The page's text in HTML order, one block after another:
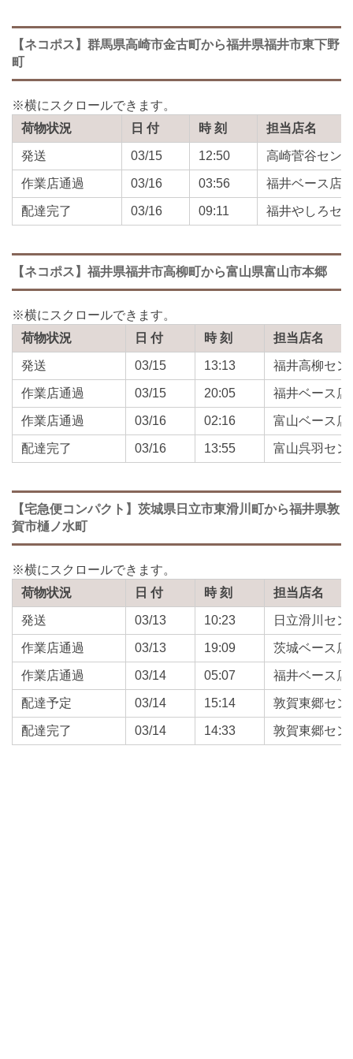
【ネコポス】群馬県高崎市金古町から福井県福井市東下野
町
荷物状況 日 付 時 刻 担当店名
発送 03/15 12:50 高崎菅谷セン
作業店通過 03/16 03:56 福井ベース店
配達完了 03/16 09:11 福井やしろセ
【ネコポス】福井県福井市高柳町から富山県富山市本郷
荷物状況 日 付 時 刻 担当店名
発送 03/15 13:13 福井高柳セン
作業店通過 03/15 20:05 福井ベース店
作業店通過 03/16 02:16 富山ベース店
配達完了 03/16 13:55 富山呉羽セン
【宅急便コンパクト】茨城県日立市東滑川町から福井県敦
賀市樋ノ水町
荷物状況 日 付 時 刻 担当店名
発送 03/13 10:23 日立滑川セン
作業店通過 03/13 19:09 茨城ベース店
作業店通過 03/14 05:07 福井ベース店
配達予定 03/14 15:14 敦賀東郷セン
配達完了 03/14 14:33 敦賀東郷セン